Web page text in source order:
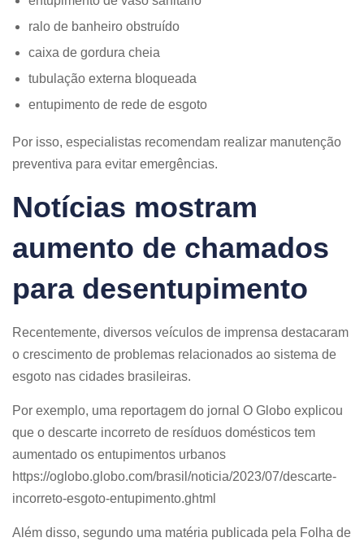
ralo de banheiro obstruído
caixa de gordura cheia
tubulação externa bloqueada
entupimento de rede de esgoto
Por isso, especialistas recomendam realizar manutenção
preventiva para evitar emergências.
Notícias mostram
aumento de chamados
para desentupimento
Recentemente, diversos veículos de imprensa destacaram
o crescimento de problemas relacionados ao sistema de
esgoto nas cidades brasileiras.
Por exemplo, uma reportagem do jornal O Globo explicou
que o descarte incorreto de resíduos domésticos tem
aumentado os entupimentos urbanos
https://oglobo.globo.com/brasil/noticia/2023/07/descarte-
incorreto-esgoto-entupimento.ghtml
Além disso, segundo uma matéria publicada pela Folha de